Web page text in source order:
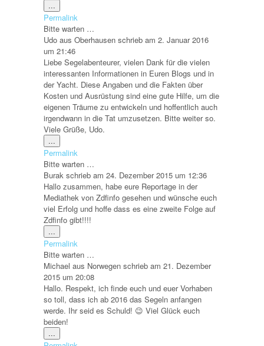
Metabox
ein-/ausblenden.
Permalink
Bitte warten …
Udo aus Oberhausen schrieb am 2. Januar 2016
um 21:46
Liebe Segelabenteurer, vielen Dank für die vielen
interessanten Informationen in Euren Blogs und in
der Yacht. Diese Angaben und die Fakten über
Kosten und Ausrüstung sind eine gute Hilfe, um die
eigenen Träume zu entwickeln und hoffentlich auch
irgendwann in die Tat umzusetzen. Bitte weiter so.
Viele Grüße, Udo.
Metabox
ein-/ausblenden.
Permalink
Bitte warten …
Burak schrieb am 24. Dezember 2015 um 12:36
Hallo zusammen, habe eure Reportage in der
Mediathek von Zdfinfo gesehen und wünsche euch
viel Erfolg und hoffe dass es eine zweite Folge auf
Zdfinfo gibt!!!!
Metabox
ein-/ausblenden.
Permalink
Bitte warten …
Michael aus Norwegen schrieb am 21. Dezember
2015 um 20:08
Hallo. Respekt, ich finde euch und euer Vorhaben
so toll, dass ich ab 2016 das Segeln anfangen
werde. Ihr seid es Schuld! 😉 Viel Glück euch
beiden!
Metabox